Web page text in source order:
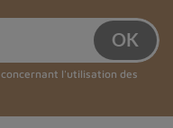
concernant l'utilisation des